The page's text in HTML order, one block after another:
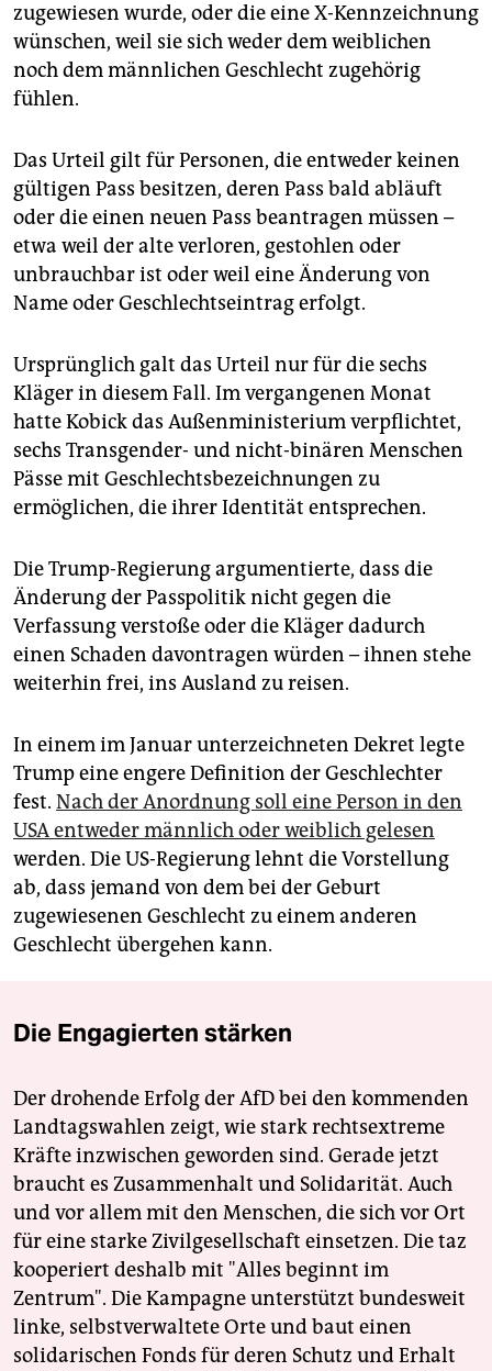
zugewiesen wurde, oder die eine X-Kennzeichnung
wünschen, weil sie sich weder dem weiblichen
noch dem männlichen Geschlecht zugehörig
fühlen.
Das Urteil gilt für Personen, die entweder keinen
gültigen Pass besitzen, deren Pass bald abläuft
oder die einen neuen Pass beantragen müssen –
etwa weil der alte verloren, gestohlen oder
unbrauchbar ist oder weil eine Änderung von
Name oder Geschlechtseintrag erfolgt.
Ursprünglich galt das Urteil nur für die sechs
Kläger in diesem Fall. Im vergangenen Monat
hatte Kobick das Außenministerium verpflichtet,
sechs Transgender- und nicht-binären Menschen
Pässe mit Geschlechtsbezeichnungen zu
ermöglichen, die ihrer Identität entsprechen.
Die Trump-Regierung argumentierte, dass die
Änderung der Passpolitik nicht gegen die
Verfassung verstoße oder die Kläger dadurch
einen Schaden davontragen würden – ihnen stehe
weiterhin frei, ins Ausland zu reisen.
In einem im Januar unterzeichneten Dekret legte
Trump eine engere Definition der Geschlechter
fest. Nach der Anordnung soll eine Person in den
USA entweder männlich oder weiblich gelesen
werden. Die US-Regierung lehnt die Vorstellung
ab, dass jemand von dem bei der Geburt
zugewiesenen Geschlecht zu einem anderen
Geschlecht übergehen kann.
Die Engagierten stärken
Der drohende Erfolg der AfD bei den kommenden
Landtagswahlen zeigt, wie stark rechtsextreme
Kräfte inzwischen geworden sind. Gerade jetzt
braucht es Zusammenhalt und Solidarität. Auch
und vor allem mit den Menschen, die sich vor Ort
für eine starke Zivilgesellschaft einsetzen. Die taz
kooperiert deshalb mit "Alles beginnt im
Zentrum". Die Kampagne unterstützt bundesweit
linke, selbstverwaltete Orte und baut einen
solidarischen Fonds für deren Schutz und Erhalt